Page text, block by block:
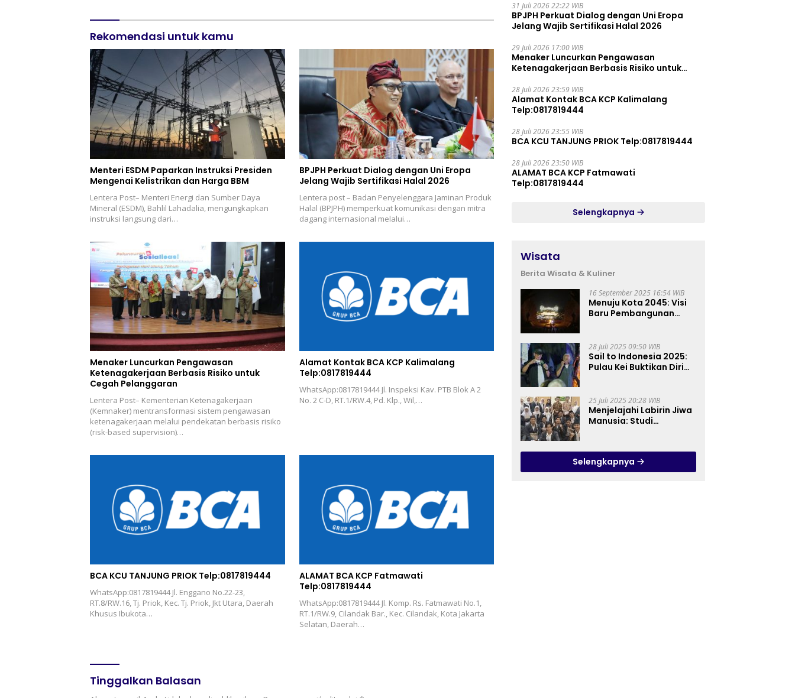
Rekomendasi untuk kamu
Menteri ESDM Paparkan Instruksi Presiden
Mengenai Kelistrikan dan Harga BBM
Lentera Post– Menteri Energi dan Sumber Daya
Mineral (ESDM), Bahlil Lahadalia, mengungkapkan
instruksi langsung dari…
BPJPH Perkuat Dialog dengan Uni Eropa
Jelang Wajib Sertifikasi Halal 2026
Lentera post – Badan Penyelenggara Jaminan Produk
Halal (BPJPH) memperkuat komunikasi dengan mitra
dagang internasional melalui…
Menaker Luncurkan Pengawasan
Ketenagakerjaan Berbasis Risiko untuk
Cegah Pelanggaran
Lentera Post– Kementerian Ketenagakerjaan
(Kemnaker) mentransformasi sistem pengawasan
ketenagakerjaan melalui pendekatan berbasis risiko
(risk-based supervision)…
Alamat Kontak BCA KCP Kalimalang
Telp:0817819444
WhatsApp:0817819444 Jl. Inspeksi Kav. PTB Blok A 2
No. 2 C-D, RT.1/RW.4, Pd. Klp., Wil,…
BCA KCU TANJUNG PRIOK Telp:0817819444
WhatsApp:0817819444 Jl. Enggano No.22-23,
RT.8/RW.16, Tj. Priok, Kec. Tj. Priok, Jkt Utara, Daerah
Khusus Ibukota…
ALAMAT BCA KCP Fatmawati
Telp:0817819444
WhatsApp:0817819444 Jl. Komp. Rs. Fatmawati No.1,
RT.1/RW.9, Cilandak Bar., Kec. Cilandak, Kota Jakarta
Selatan, Daerah…
Tinggalkan Balasan
31 Juli 2026 22:22 WIB
BPJPH Perkuat Dialog dengan Uni Eropa
Jelang Wajib Sertifikasi Halal 2026
29 Juli 2026 17:00 WIB
Menaker Luncurkan Pengawasan
Ketenagakerjaan Berbasis Risiko untuk
28 Juli 2026 23:59 WIB
Alamat Kontak BCA KCP Kalimalang
Telp:0817819444
28 Juli 2026 23:55 WIB
BCA KCU TANJUNG PRIOK Telp:0817819444
28 Juli 2026 23:50 WIB
ALAMAT BCA KCP Fatmawati
Telp:0817819444
Selengkapnya
Wisata
Berita Wisata & Kuliner
16 September 2025 16:54 WIB
Menuju Kota 2045: Visi
Baru Pembangunan
28 Juli 2025 09:50 WIB
Sail to Indonesia 2025:
Pulau Kei Buktikan Diri
25 Juli 2025 20:28 WIB
Menjelajahi Labirin Jiwa
Manusia: Studi
Pandanaran di RSJ
Grhasia
Selengkapnya